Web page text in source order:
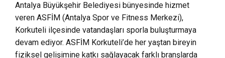
Antalya Büyükşehir Belediyesi bünyesinde hizmet
veren ASFİM (Antalya Spor ve Fitness Merkezi),
Korkuteli ilçesinde vatandaşları sporla buluşturmaya
devam ediyor. ASFİM Korkuteli’de her yaştan bireyin
fiziksel gelişimine katkı sağlayacak farklı branşlarda